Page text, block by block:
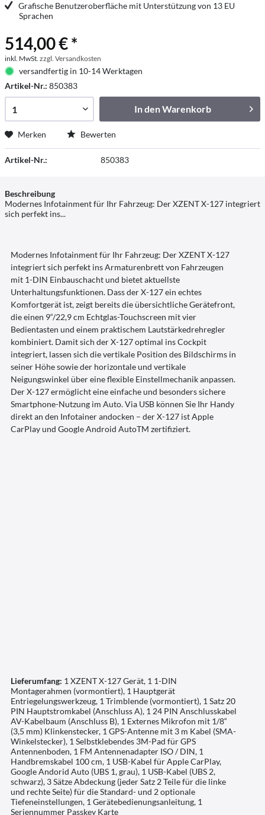
Grafische Benutzeroberfläche mit Unterstützung von 13 EU
Sprachen
514,00 € *
inkl. MwSt. zzgl. Versandkosten
versandfertig in 10-14 Werktagen
Artikel-Nr.: 850383
In denWarenkorb
Merken Bewerten
Artikel-Nr.: 850383
Beschreibung
Modernes Infotainment für Ihr Fahrzeug: Der XZENT X-127 integriert
sich perfekt ins...
Modernes Infotainment für Ihr Fahrzeug: Der XZENT X-127
integriert sich perfekt ins Armaturenbrett von Fahrzeugen
mit 1-DIN Einbauschacht und bietet aktuellste
Unterhaltungsfunktionen. Dass der X-127 ein echtes
Komfortgerät ist, zeigt bereits die über­­sichtliche Gerätefront,
die einen 9“/22,9 cm Echt­glas-Touch­screen mit vier
Bedientasten und einem praktischem Laut­stärke­dreh­reg­ler
kombiniert. Damit sich der X-127 optimal ins Cockpit
integriert, lassen sich die vertikale Position des Bildschirms in
seiner Höhe sowie der horizontale und vertikale
Neigungswinkel über eine flexible Einstellmechanik anpassen.
Der X-127 ermöglicht eine einfache und besonders sichere
Smartphone-Nutzung im Auto. Via USB können Sie Ihr Handy
direkt an den Infotainer andocken – der X-127 ist Apple
CarPlay und Google Android AutoTM zertifiziert.
Lieferumfang: 1 XZENT X-127 Gerät, 1 1-DIN
Montagerahmen (vormontiert), 1 Hauptgerät
Entriegelungswerkzeug, 1 Trimblende (vormontiert), 1 Satz 20
PIN Hauptstromkabel (Anschluss A), 1 24 PIN Anschlusskabel
AV-Kabelbaum (Anschluss B), 1 Externes Mikrofon mit 1/8“
(3,5 mm) Klinkenstecker, 1 GPS-Antenne mit 3 m Kabel (SMA-
Winkelstecker), 1 Selbstklebendes 3M-Pad für GPS
Antennenboden, 1 FM Antennenadapter ISO / DIN, 1
Handbremskabel 100 cm, 1 USB-Kabel für Apple CarPlay,
Google Andorid Auto (UBS 1, grau), 1 USB-Kabel (UBS 2,
schwarz), 3 Sätze Abdeckung (jeder Satz 2 Teile für die linke
und rechte Seite) für die Standard- und 2 optionale
Tiefeneinstellungen, 1 Gerätebedienungsanleitung, 1
Seriennummer Passkey Karte